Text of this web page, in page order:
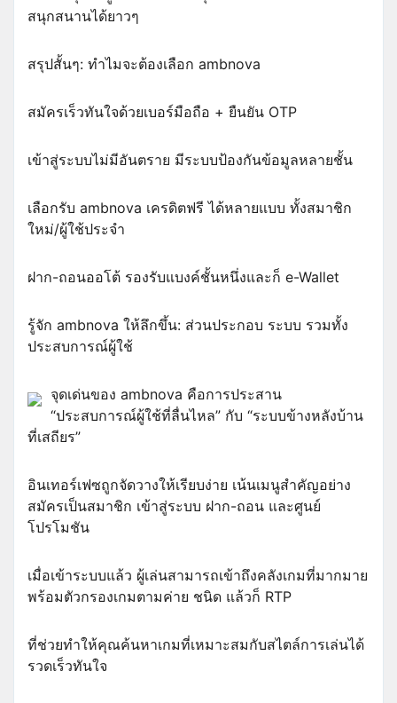
สนุกสนานได้ยาวๆ
สรุปสั้นๆ: ทำไมจะต้องเลือก ambnova
สมัครเร็วทันใจด้วยเบอร์มือถือ + ยืนยัน OTP
เข้าสู่ระบบไม่มีอันตราย มีระบบป้องกันข้อมูลหลายชั้น
เลือกรับ ambnova เครดิตฟรี ได้หลายแบบ ทั้งสมาชิก
ใหม่/ผู้ใช้ประจำ
ฝาก-ถอนออโต้ รองรับแบงค์ชั้นหนึ่งและก็ e-Wallet
รู้จัก ambnova ให้ลึกขึ้น: ส่วนประกอบ ระบบ รวมทั้ง
ประสบการณ์ผู้ใช้
จุดเด่นของ ambnova คือการประสาน
“ประสบการณ์ผู้ใช้ที่ลื่นไหล” กับ “ระบบข้างหลังบ้าน
ที่เสถียร”
อินเทอร์เฟซถูกจัดวางให้เรียบง่าย เน้นเมนูสำคัญอย่าง
สมัครเป็นสมาชิก เข้าสู่ระบบ ฝาก-ถอน และศูนย์
โปรโมชัน
เมื่อเข้าระบบแล้ว ผู้เล่นสามารถเข้าถึงคลังเกมที่มากมาย
พร้อมตัวกรองเกมตามค่าย ชนิด แล้วก็ RTP
ที่ช่วยทำให้คุณค้นหาเกมที่เหมาะสมกับสไตล์การเล่นได้
รวดเร็วทันใจ